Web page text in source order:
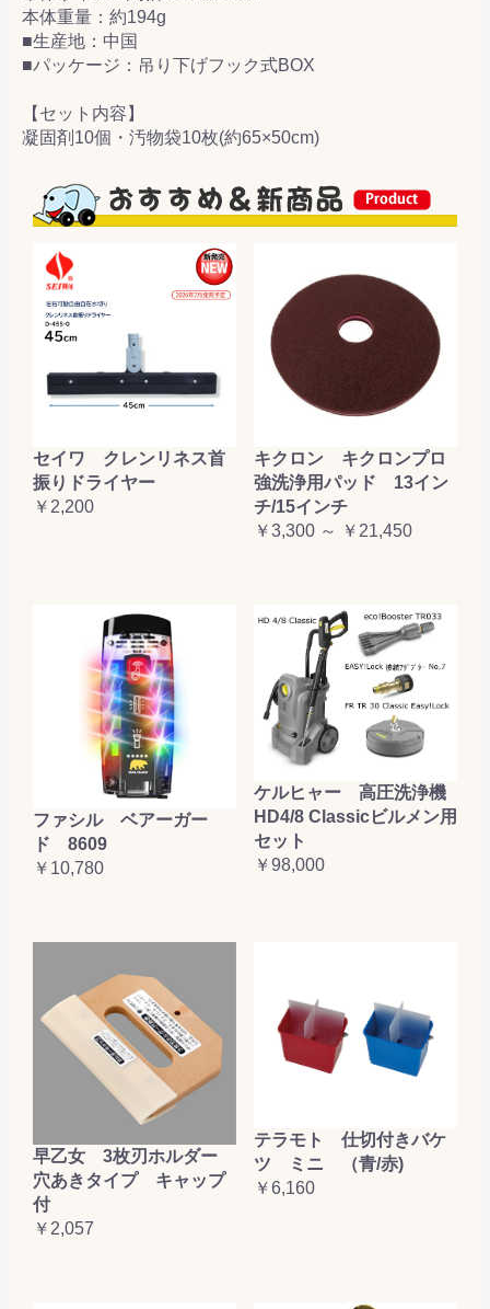
本体重量：約194g
■生産地：中国
■パッケージ：吊り下げフック式BOX
【セット内容】
凝固剤10個・汚物袋10枚(約65×50cm)
セイワ クレンリネス首
振りドライヤー
￥2,200
キクロン キクロンプロ
強洗浄用パッド 13イン
チ/15インチ
￥3,300 ～ ￥21,450
ファシル ベアーガー
ド 8609
￥10,780
ケルヒャー 高圧洗浄機
HD4/8 Classicビルメン用
セット
￥98,000
早乙女 3枚刃ホルダー
穴あきタイプ キャップ
付
￥2,057
テラモト 仕切付きバケ
ツ ミニ （青/赤)
￥6,160